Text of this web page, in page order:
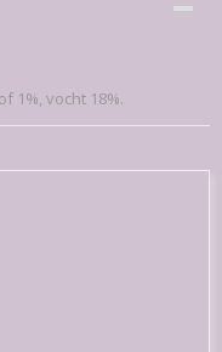
1%, vocht 18%.